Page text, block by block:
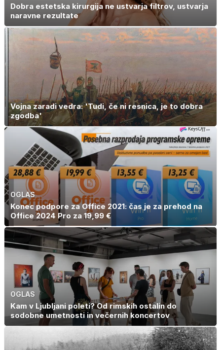
Dobra estetska kirurgija ne ustvarja filtrov, ustvarja
naravne rezultate
Vojna zaradi vedra: 'Tudi, če ni resnica, je to dobra
zgodba'
OGLAS
Konec podpore za Office 2021: čas je za prehod na
Office 2024 Pro za 19,99 €
OGLAS
Kam v Ljubljani poleti? Od rimskih ostalin do
sodobne umetnosti in večernih koncertov